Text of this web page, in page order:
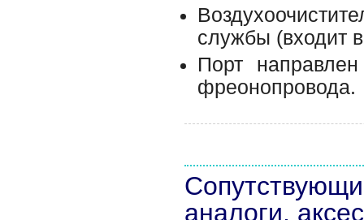
службы (входит
Порт
фреонопровода.
аналоги,